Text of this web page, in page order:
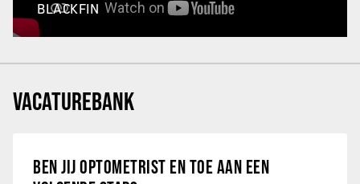
BLACKFIN
VACATUREBANK
BEN JIJ OPTOMETRIST EN TOE AAN EEN